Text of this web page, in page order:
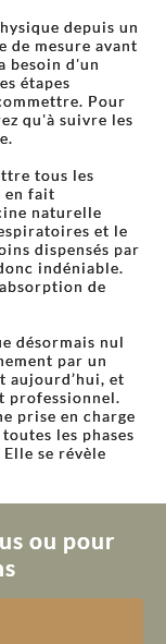
depuis un
de mesure avant
besoin d'un
étapes
Pour
qu'à suivre les
tous les
en fait
naturelle
et le
dispensés par
indéniable.
de
désormais nul
par un
aujourd’hui, et
professionnel.
prise en charge
les phases
se révèle
ou pour